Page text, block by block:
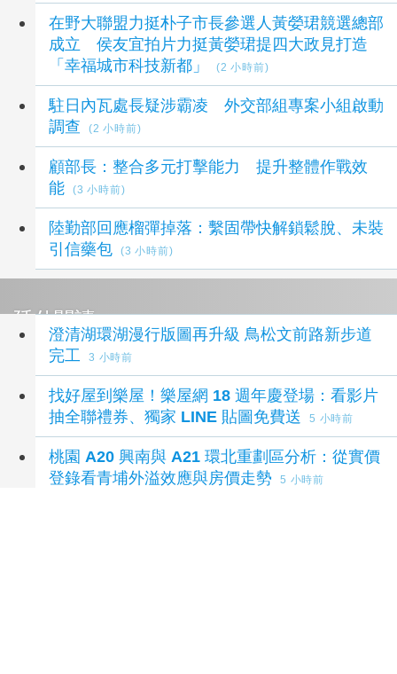
在野大聯盟力挺朴子市長參選人黃嫈珺競選總部
成立 侯友宜拍片力挺黃嫈珺提四大政見打造
「幸福城市科技新都」
(2 小時前)
駐日內瓦處長疑涉霸凌 外交部組專案小組啟動
調查
(2 小時前)
顧部長：整合多元打擊能力 提升整體作戰效
能
(3 小時前)
陸勤部回應榴彈掉落：繫固帶快解鎖鬆脫、未裝
引信藥包
(3 小時前)
延伸閱讀
澄清湖環湖漫行版圖再升級 鳥松文前路新步道
完工
3 小時前
找好屋到樂屋！樂屋網 18 週年慶登場：看影片
抽全聯禮券、獨家 LINE 貼圖免費送
5 小時前
桃園 A20 興南與 A21 環北重劃區分析：從實價
登錄看青埔外溢效應與房價走勢
5 小時前